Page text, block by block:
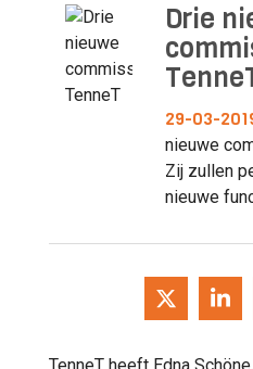
Drie
29-03-
nieuwe
Zij zullen
nieuwe
TenneT heeft Edna